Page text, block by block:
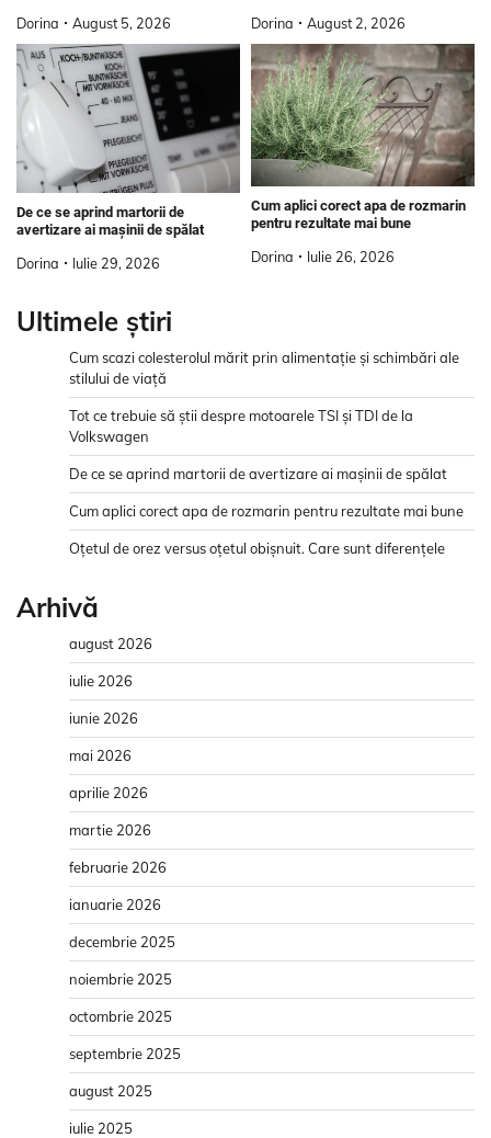
Dorina August 5, 2026 Dorina August 2, 2026
De ce se aprind martorii de
avertizare ai mașinii de spălat
Dorina Iulie 29, 2026
Cum aplici corect apa de rozmarin
pentru rezultate mai bune
Dorina Iulie 26, 2026
Ultimele știri
Cum scazi colesterolul mărit prin alimentație și schimbări ale
stilului de viață
Tot ce trebuie să știi despre motoarele TSI și TDI de la
Volkswagen
De ce se aprind martorii de avertizare ai mașinii de spălat
Cum aplici corect apa de rozmarin pentru rezultate mai bune
Oțetul de orez versus oțetul obișnuit. Care sunt diferențele
Arhivă
august 2026
iulie 2026
iunie 2026
mai 2026
aprilie 2026
martie 2026
februarie 2026
ianuarie 2026
decembrie 2025
noiembrie 2025
octombrie 2025
septembrie 2025
august 2025
iulie 2025